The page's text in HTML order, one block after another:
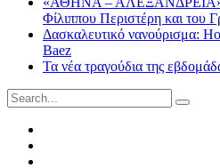
Φίλιππου Περιστέρη και του
Δασκαλευτικό νανούρισμα:
Baez
Τα νέα τραγούδια της
Search
for: